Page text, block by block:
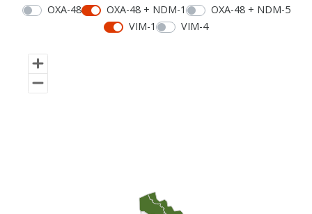
OXA-48
OXA-48 + NDM-1
OXA-48 + NDM-5
VIM-1
VIM-4